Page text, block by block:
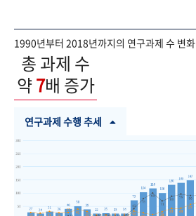
1990년부터 2018년까지의 연구과제 수 변화
총 과제 수
약7배 증가
연구과제 수행 추세